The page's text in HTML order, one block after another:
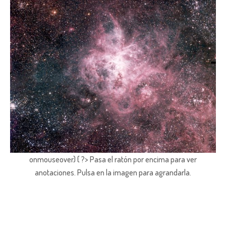
onmouseover) { ?> Pasa el ratón por encima para ver
anotaciones. Pulsa en la imagen para agrandarla.